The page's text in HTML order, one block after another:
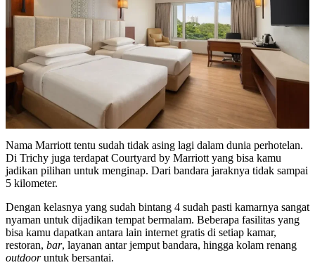
Nama Marriott tentu sudah tidak asing lagi dalam dunia perhotelan.
Di Trichy juga terdapat Courtyard by Marriott yang bisa kamu
jadikan pilihan untuk menginap. Dari bandara jaraknya tidak sampai
5 kilometer.
Dengan kelasnya yang sudah bintang 4 sudah pasti kamarnya sangat
nyaman untuk dijadikan tempat bermalam. Beberapa fasilitas yang
bisa kamu dapatkan antara lain internet gratis di setiap kamar,
restoran, bar, layanan antar jemput bandara, hingga kolam renang
outdooruntuk bersantai.